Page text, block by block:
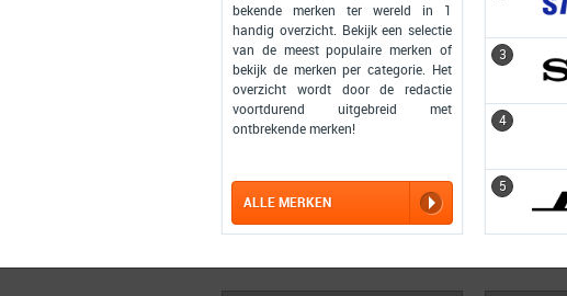
bekende merken ter wereld in 1
handig overzicht. Bekijk een selectie
van de meest populaire merken of
bekijk de merken per categorie. Het
overzicht wordt door de redactie
voortdurend uitgebreid met
ontbrekende merken!
ALLE MERKEN
3
4
5